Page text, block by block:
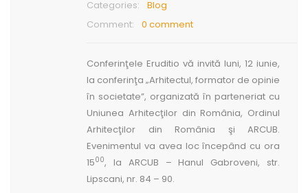
Categories:
Blog
Comment:
0 comment
Conferinţele Eruditio vă invită luni, 12 iunie,
la conferinţa „Arhitectul, formator de opinie
în societate”, organizată în parteneriat cu
Uniunea Arhitecţilor din România, Ordinul
Arhitecţilor din România şi ARCUB.
Evenimentul va avea loc începând cu ora
1500, la ARCUB – Hanul Gabroveni, str.
Lipscani, nr. 84 – 90.